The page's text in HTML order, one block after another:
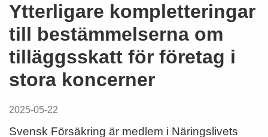
Ytterligare kompletteringar
till bestämmelserna om
tilläggsskatt för företag i
stora koncerner
2025-05-22
Svensk Försäkring är medlem i Näringslivets